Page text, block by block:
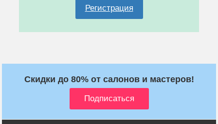
Регистрация
Скидки до 80% от салонов и мастеров!